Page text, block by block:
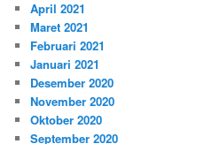
April 2021
Maret 2021
Februari 2021
Januari 2021
Desember 2020
November 2020
Oktober 2020
September 2020